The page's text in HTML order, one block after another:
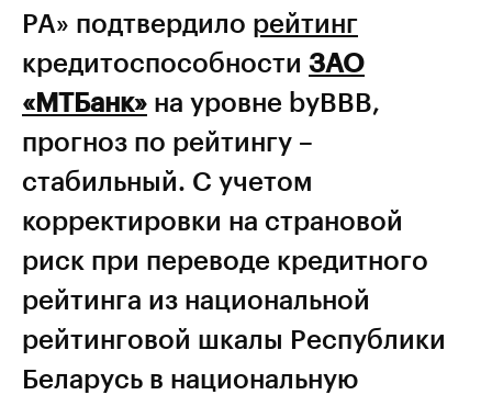
РА» подтвердило рейтинг
кредитоспособности ЗАО
«МТБанк» на уровне byBBB,
прогноз по рейтингу –
стабильный. С учетом
корректировки на страновой
риск при переводе кредитного
рейтинга из национальной
рейтинговой шкалы Республики
Беларусь в национальную